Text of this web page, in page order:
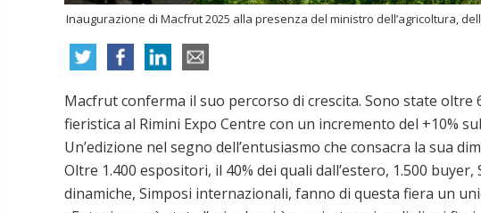
Inaugurazione di Macfrut 2025 alla presenza del ministro dell’agricoltura,
Macfrut conferma il suo percorso di crescita. Sono state oltre
fieristica al Rimini Expo Centre con un incremento del +10%
Un’edizione nel segno dell’entusiasmo che consacra la sua
Oltre 1.400 espositori, il 40% dei quali dall’estero, 1.500
dinamiche, Simposi internazionali, fanno di questa fiera un